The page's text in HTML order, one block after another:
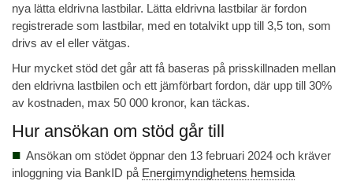
nya lätta eldrivna lastbilar. Lätta eldrivna lastbilar är fordon
registrerade som lastbilar, med en totalvikt upp till 3,5 ton, som
drivs av el eller vätgas.
Hur mycket stöd det går att få baseras på prisskillnaden mellan
den eldrivna lastbilen och ett jämförbart fordon, där upp till 30%
av kostnaden, max 50 000 kronor, kan täckas.
Hur ansökan om stöd går till
Ansökan om stödet öppnar den 13 februari 2024 och kräver
inloggning via BankID på Energimyndighetens hemsida